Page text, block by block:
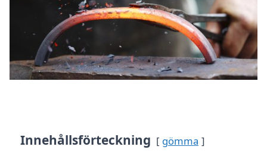
Innehållsförteckning gömma